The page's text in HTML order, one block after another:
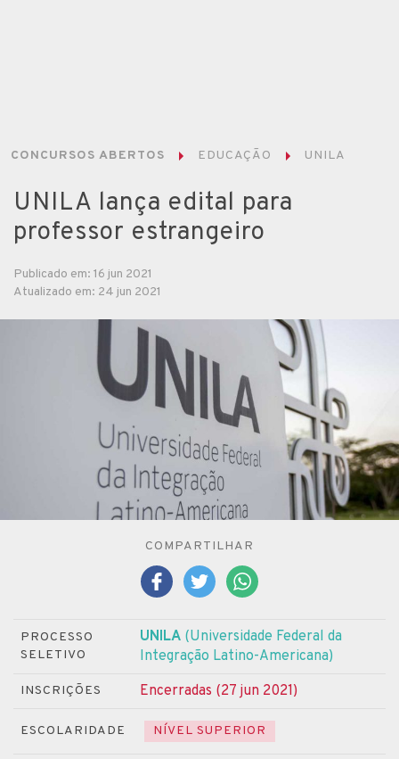
CONCURSOS ABERTOS EDUCAÇÃO UNILA
UNILA lança edital para
professor estrangeiro
Publicado em: 16 jun 2021
Atualizado em: 24 jun 2021
COMPARTILHAR
PROCESSO
SELETIVO
UNILA (Universidade Federal da
Integração Latino-Americana)
INSCRIÇÕES Encerradas (27 jun 2021)
ESCOLARIDADE NÍVEL SUPERIOR